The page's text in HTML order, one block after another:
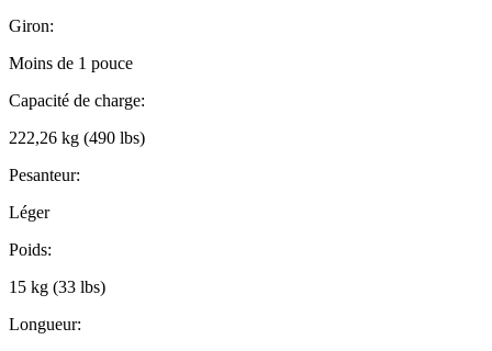
Giron:
Moins de 1 pouce
Capacité de charge:
222,26 kg (490 lbs)
Pesanteur:
Léger
Poids:
15 kg (33 lbs)
Longueur: